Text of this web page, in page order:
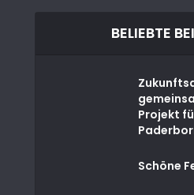
BELIEBTE
Projekt
Schöne